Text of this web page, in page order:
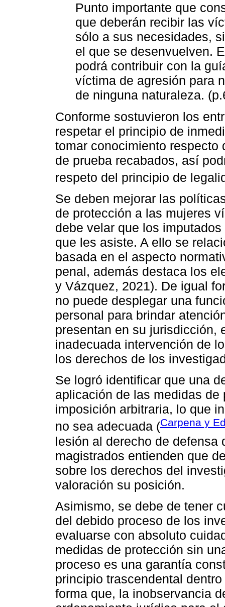
Punto importante que
que deberán recibir las
sólo a sus necesidades,
el que se desenvuelven.
podrá contribuir con la
víctima de agresión para
de ninguna naturaleza.
Conforme sostuvieron los
respetar el principio de
tomar conocimiento respecto
de prueba recabados, así
respeto del principio de
Se deben mejorar las
de protección a las mujeres
debe velar que los
que les asiste. A ello se
basada en el aspecto
penal, además destaca los
y Vázquez, 2021). De igual
no puede desplegar una
personal para brindar
presentan en su jurisdicción,
inadecuada intervención de
los derechos de los
Se logró identificar que una
aplicación de las medidas
imposición arbitraria, lo que
no sea adecuada (Carpena y
lesión al derecho de defensa
magistrados entienden que
sobre los derechos del
valoración su posición.
Asimismo, se debe de tener
del debido proceso de los
evaluarse con absoluto
medidas de protección sin
proceso es una garantía
principio trascendental
forma que, la inobservancia